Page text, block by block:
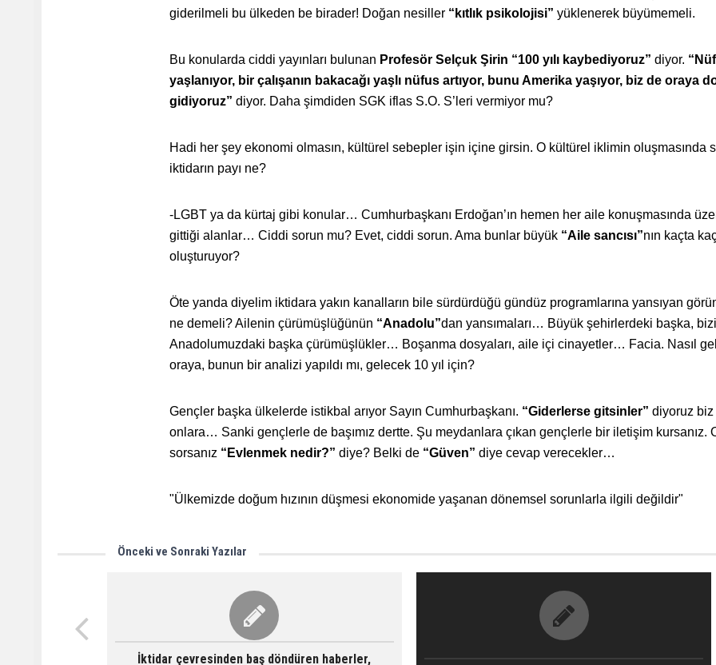
giderilmeli bu ülkeden be birader! Doğan nesiller “kıtlık psikolojisi” yüklenerek büyümemeli.
Bu konularda ciddi yayınları bulunan Profesör Selçuk Şirin “100 yılı kaybediyoruz” diyor.
yaşlanıyor, bir çalışanın bakacağı yaşlı nüfus artıyor, bunu Amerika yaşıyor, biz de oraya
gidiyoruz” diyor. Daha şimdiden SGK iflas S.O. S’leri vermiyor mu?
Hadi her şey ekonomi olmasın, kültürel sebepler işin içine girsin. O kültürel iklimin oluşmasında
iktidarın payı ne?
-LGBT ya da kürtaj gibi konular… Cumhurbaşkanı Erdoğan’ın hemen her aile konuşmasında
gittiği alanlar… Ciddi sorun mu? Evet, ciddi sorun. Ama bunlar büyük “Aile sancısı”nın kaçta
oluşturuyor?
Öte yanda diyelim iktidara yakın kanalların bile sürdürdüğü gündüz programlarına yansıyan
ne demeli? Ailenin çürümüşlüğünün “Anadolu”dan yansımaları… Büyük şehirlerdeki başka,
Anadolumuzdaki başka çürümüşlükler… Boşanma dosyaları, aile içi cinayetler… Facia. Nasıl
oraya, bunun bir analizi yapıldı mı, gelecek 10 yıl için?
Gençler başka ülkelerde istikbal arıyor Sayın Cumhurbaşkanı. “Giderlerse gitsinler” diyoruz biz
onlara… Sanki gençlerle de başımız dertte. Şu meydanlara çıkan gençlerle bir iletişim kursanız.
sorsanız “Evlenmek nedir?” diye? Belki de “Güven” diye cevap verecekler…
"Ülkemizde doğum hızının düşmesi ekonomide yaşanan dönemsel sorunlarla ilgili değildir"
Önceki ve Sonraki Yazılar
İktidar çevresinden baş döndüren haberler,